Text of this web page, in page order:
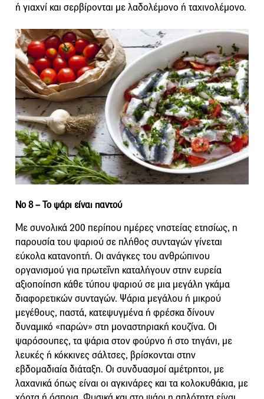
ή γιαχνί και σερβίρονται με λαδολέμονο ή ταχινολέμονο.
Νο 8 –Το ψάρι είναι παντού
Με συνολικά 200 περίπου ημέρες νηστείας ετησίως, η
παρουσία του ψαριού σε πλήθος συνταγών γίνεται
εύκολα κατανοητή. Οι ανάγκες του ανθρώπινου
οργανισμού για πρωτεΐνη καταλήγουν στην ευρεία
αξιοποίηση κάθε τύπου ψαριού σε μια μεγάλη γκάμα
διαφορετικών συνταγών. Ψάρια μεγάλου ή μικρού
μεγέθους, παστά, κατεψυγμένα ή φρέσκα δίνουν
δυναμικό «παρών» στη μοναστηριακή κουζίνα. Οι
ψαρόσουπες, τα ψάρια στον φούρνο ή στο τηγάνι, με
λευκές ή κόκκινες σάλτσες, βρίσκονται στην
εβδομαδιαία διάταξη. Οι συνδυασμοί αμέτρητοι, με
λαχανικά όπως είναι οι αγκινάρες και τα κολοκυθάκια, με